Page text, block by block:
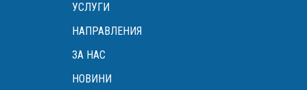
УСЛУГИ
НАПРАВЛЕНИЯ
ЗА НАС
НОВИНИ